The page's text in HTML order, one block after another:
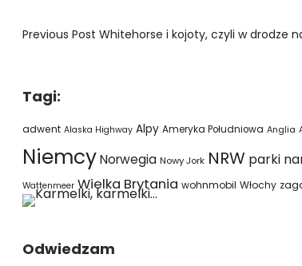
Previous Post Whitehorse i kojoty, czyli w drodze
Tagi:
adwent Alaska Highway Alpy Ameryka Południowa Anglia
NiemcyNorwegia Nowy Jork NRW parki
Wattenmeer Wielka Brytania wohnmobil Włochy
Odwiedzam